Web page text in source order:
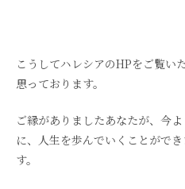
こうしてハレシアのHPをご覧い
思っております。
ご縁がありましたあなたが、今
に、人生を歩んでいくことがで
す。